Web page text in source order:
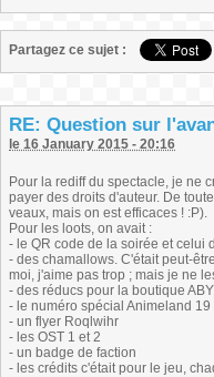
Partagez ce sujet :
RE: Question sur
le 16 January 2015 - 20:16
Pour la rediff du spectacle, je ne
payer des droits d'auteur. De
veaux, mais on est efficaces ! :P).
Pour les loots, on avait :
- le QR code de la soirée et celui
- des chamallows. C'était peut-
moi, j'aime pas trop ; mais je ne
- des réducs pour la boutique
- le numéro spécial Animeland 19
- un flyer Roqlwihr
- les OST 1 et 2
- un badge de faction
- les crédits c'était pour le jeu,